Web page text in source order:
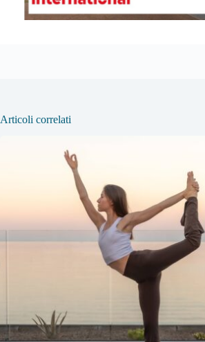
Articoli correlati